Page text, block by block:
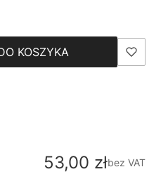
KOSZYKA
Cena
53,00 złbez VAT